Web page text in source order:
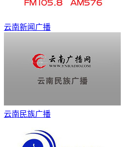
云南新闻广播
云南民族广播